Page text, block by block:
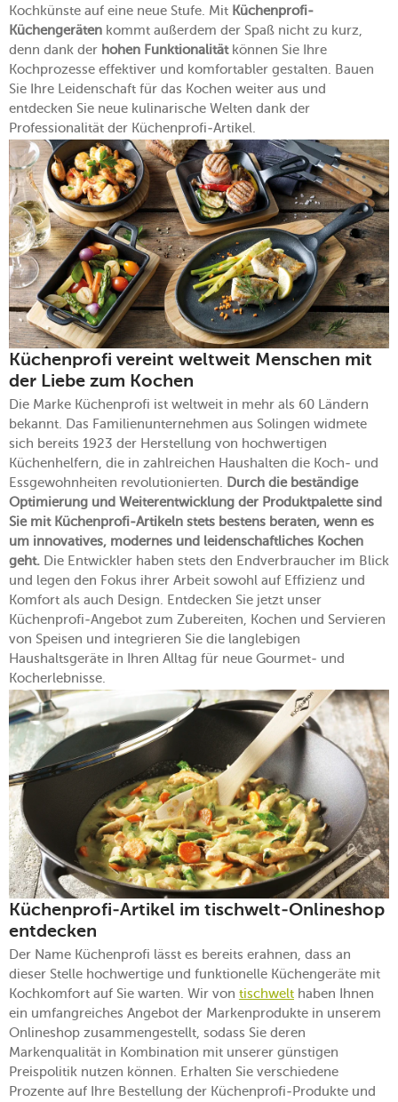
Kochkünste auf eine neue Stufe. Mit Küchenprofi-
Küchengeräten kommt außerdem der Spaß nicht zu kurz,
denn dank der hohen Funktionalitätkönnen Sie Ihre
Kochprozesse effektiver und komfortabler gestalten. Bauen
Sie Ihre Leidenschaft für das Kochen weiter aus und
entdecken Sie neue kulinarische Welten dank der
Professionalität der Küchenprofi-Artikel.
Küchenprofi vereint weltweit Menschen mit
der Liebe zum Kochen
Die Marke Küchenprofi ist weltweit in mehr als 60 Ländern
bekannt. Das Familienunternehmen aus Solingen widmete
sich bereits 1923 der Herstellung von hochwertigen
Küchenhelfern, die in zahlreichen Haushalten die Koch- und
Essgewohnheiten revolutionierten. Durch die beständige
Optimierung und Weiterentwicklung der Produktpalette sind
Sie mit Küchenprofi-Artikeln stets bestens beraten, wenn es
um innovatives, modernes und leidenschaftliches Kochen
geht. Die Entwickler haben stets den Endverbraucher im Blick
und legen den Fokus ihrer Arbeit sowohl auf Effizienz und
Komfort als auch Design. Entdecken Sie jetzt unser
Küchenprofi-Angebot zum Zubereiten, Kochen und Servieren
von Speisen und integrieren Sie die langlebigen
Haushaltsgeräte in Ihren Alltag für neue Gourmet- und
Kocherlebnisse.
Küchenprofi-Artikel im tischwelt-Onlineshop
entdecken
Der Name Küchenprofi lässt es bereits erahnen, dass an
dieser Stelle hochwertige und funktionelle Küchengeräte mit
Kochkomfort auf Sie warten. Wir von tischwelt haben Ihnen
ein umfangreiches Angebot der Markenprodukte in unserem
Onlineshop zusammengestellt, sodass Sie deren
Markenqualität in Kombination mit unserer günstigen
Preispolitik nutzen können. Erhalten Sie verschiedene
Prozente auf Ihre Bestellung der Küchenprofi-Produkte und